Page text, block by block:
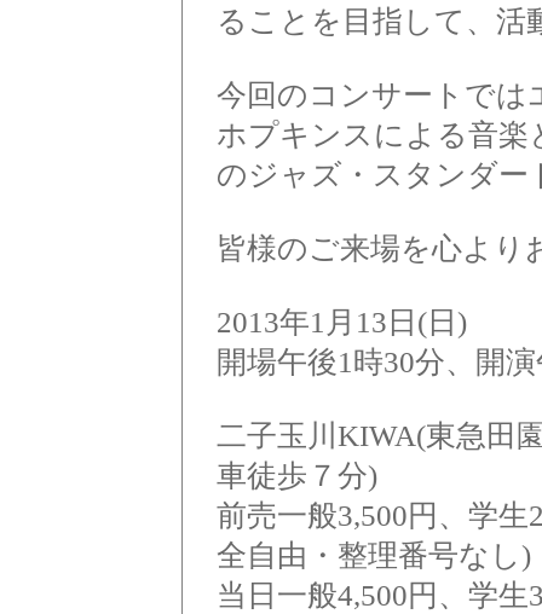
ることを目指して、活
今回のコンサートでは
ホプキンスによる音楽
のジャズ・スタンダー
皆様のご来場を心より
2013年1月13日(日)
開場午後1時30分、開
二子玉川KIWA(東急田
車徒歩７分)
前売一般3,500円、学
全自由・整理番号なし)
当日一般4,500円、学